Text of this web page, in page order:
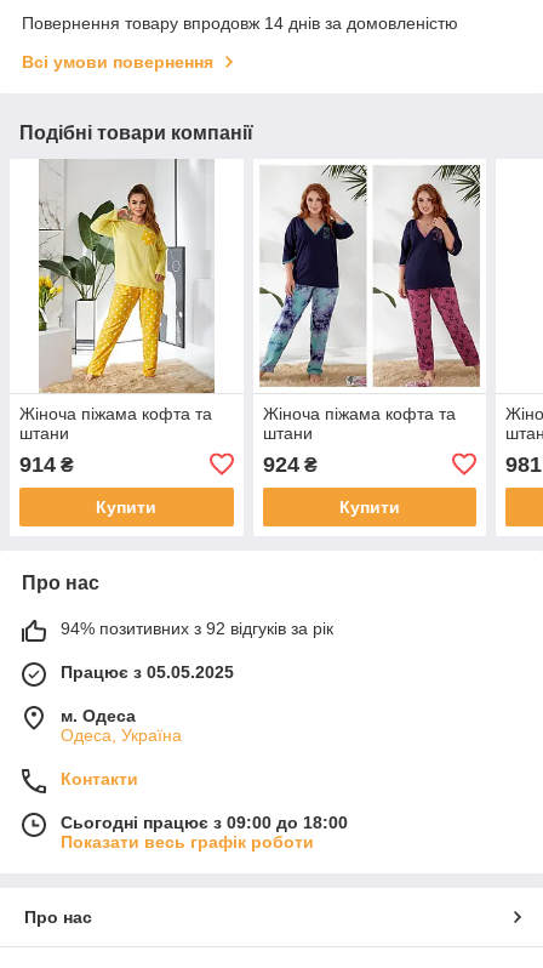
Повернення товару впродовж 14 днів за домовленістю
Всі умови повернення
Подібні товари компанії
Жіноча піжама кофта та
штани
914 ₴
Купити
Жіноча піжама кофта та
штани
924₴
Купити
981
Про нас
94% позитивних з 92 відгуків за рік
Працює з 05.05.2025
м. Одеса
Одеса, Україна
Контакти
Сьогодні працює з 09:00 до 18:00
Показати весь графік роботи
Про нас